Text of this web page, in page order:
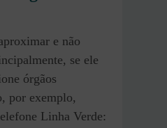
e não
se ele
órgãos
por exemplo,
Linha Verde: